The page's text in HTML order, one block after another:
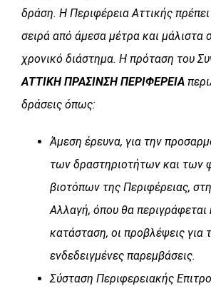
δράση. Η Περιφέρεια Αττικής πρέπει
σειρά από άμεσα μέτρα και μάλιστα
χρονικό διάστημα. Η πρόταση του
ΑΤΤΙΚΗ ΠΡΑΣΙΝΣΗ ΠΕΡΙΦΕΡΕΙΑ
δράσεις όπως:
Άμεση έρευνα, για την
των δραστηριοτήτων και των
βιοτόπων της Περιφέρειας,
Αλλαγή, όπου θα
κατάσταση, οι προβλέψεις για
ενδεδειγμένες παρεμβάσεις.
Σύσταση Περιφερειακής